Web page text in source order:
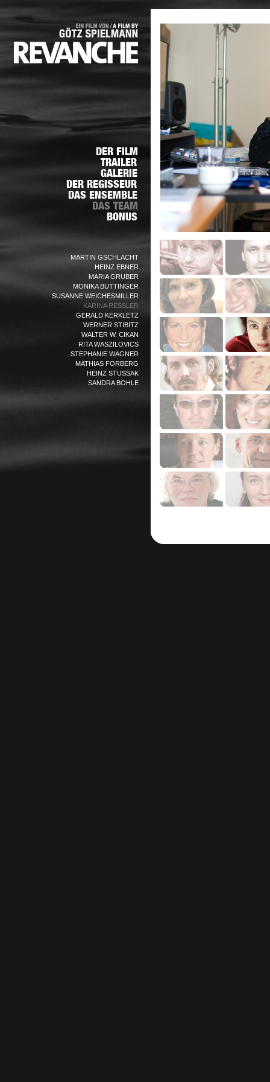
MARTIN GSCHLACHT
HEINZ EBNER
MARIA GRUBER
MONIKA BUTTINGER
SUSANNE WEICHESMILLER
KARINA RESSLER
GERALD KERKLETZ
WERNER STIBITZ
WALTER W. CIKAN
RITA WASZILOVICS
STEPHANIE WAGNER
MATHIAS FORBERG
HEINZ STUSSAK
SANDRA BOHLE